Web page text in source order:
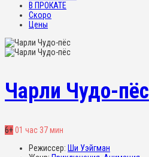
В ПРОКАТЕ
Скоро
Цены
Чарли Чудо-пёс
6+01 час 37 мин
Режиссер: Ши Уэйгман